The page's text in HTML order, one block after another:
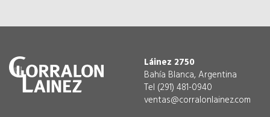
Láinez 2750
Bahía Blanca, Argentina
Tel (291) 481-0940
ventas@corralonlainez.com